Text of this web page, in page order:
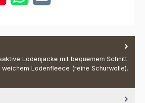
Lodenjacke mit bequemem Schnitt
weichem Lodenfleece (reine Schurwolle).